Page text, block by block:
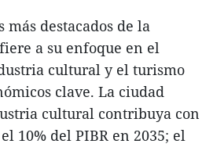
más destacados de la
a su enfoque en el
cultural y el turismo
clave. La ciudad
cultural contribuya con
10% del PIBR en 2035; el